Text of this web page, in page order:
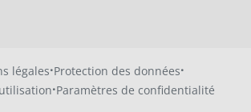
légales·Protection des données·
·Paramètres de confidentialité